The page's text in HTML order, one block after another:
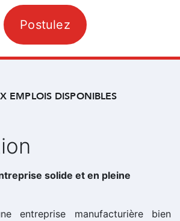
Postulez
EMPLOIS DISPONIBLES
solide et en pleine
entreprise manufacturière bien